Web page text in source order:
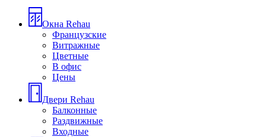
Окна Rehau
Французские
Витражные
Цветные
В офис
Цены
Двери Rehau
Балконные
Раздвижные
Входные